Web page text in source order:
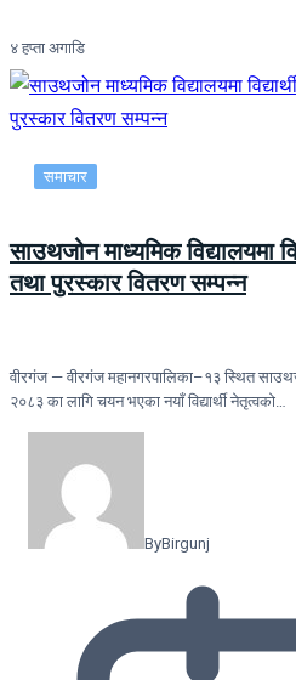
४ हप्ता अगाडि
समाचार
साउथजोन माध्यमिक विद्यालयमा
तथा पुरस्कार वितरण सम्पन्न
वीरगंज — वीरगंज महानगरपालिका–१३ स्थित
२०८३ का लागि चयन भएका नयाँ विद्यार्थी नेतृत्वको…
ByBirgunj